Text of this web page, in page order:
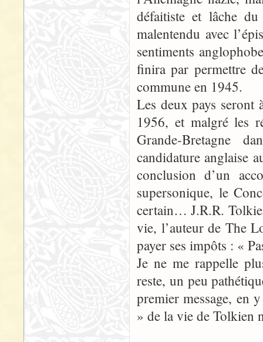
défaitiste et lâche
malentendu avec
sentiments
finira par permettre
commune en 1945.
Les deux pays seront
1956, et malgré les
Grande-Bretagne
candidature anglaise
conclusion d’un
supersonique, le
certain… J.R.R.
vie, l’auteur de The
payer ses impôts : «
Je ne me rappelle
reste, un peu
premier message, en
» de la vie de Tolkien